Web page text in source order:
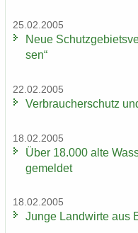
25.02.2005
Neue
sen“
22.02.2005
Ver­brau­cher­schutz
18.02.2005
Über 18.000 alte
ge­mel­det
18.02.2005
Junge Land­wir­te aus